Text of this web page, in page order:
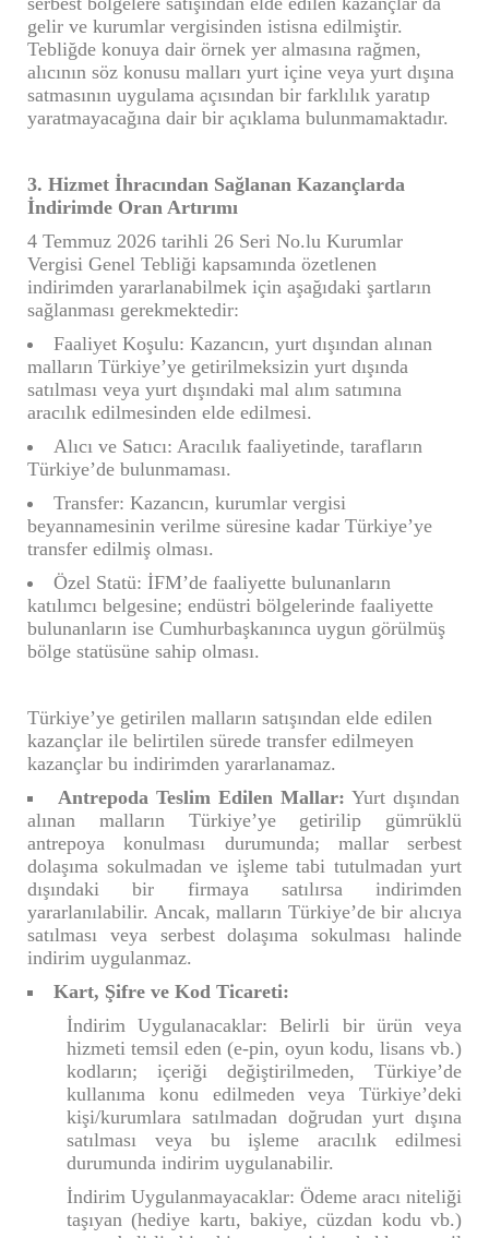
gelir ve kurumlar vergisinden istisna edilmiştir.
Tebliğde konuya dair örnek yer almasına rağmen,
alıcının söz konusu malları yurt içine veya yurt dışına
satmasının uygulama açısından bir farklılık yaratıp
yaratmayacağına dair bir açıklama bulunmamaktadır.
3. Hizmet İhracından Sağlanan Kazançlarda
İndirimde Oran Artırımı
4 Temmuz 2026 tarihli 26 Seri No.lu Kurumlar
Vergisi Genel Tebliği kapsamında özetlenen
indirimden yararlanabilmek için aşağıdaki şartların
sağlanması gerekmektedir:
Faaliyet Koşulu: Kazancın, yurt dışından alınan
malların Türkiye’ye getirilmeksizin yurt dışında
satılması veya yurt dışındaki mal alım satımına
aracılık edilmesinden elde edilmesi.
Alıcı ve Satıcı: Aracılık faaliyetinde, tarafların
Türkiye’de bulunmaması.
Transfer: Kazancın, kurumlar vergisi
beyannamesinin verilme süresine kadar Türkiye’ye
transfer edilmiş olması.
Özel Statü: İFM’de faaliyette bulunanların
katılımcı belgesine; endüstri bölgelerinde faaliyette
bulunanların ise Cumhurbaşkanınca uygun görülmüş
bölge statüsüne sahip olması.
Türkiye’ye getirilen malların satışından elde edilen
kazançlar ile belirtilen sürede transfer edilmeyen
kazançlar bu indirimden yararlanamaz.
Antrepoda Teslim Edilen Mallar: Yurt dışından
alınan malların Türkiye’ye getirilip gümrüklü
antrepoya konulması durumunda; mallar serbest
dolaşıma sokulmadan ve işleme tabi tutulmadan yurt
dışındaki bir firmaya satılırsa indirimden
yararlanılabilir. Ancak, malların Türkiye’de bir alıcıya
satılması veya serbest dolaşıma sokulması halinde
indirim uygulanmaz.
Kart, Şifre ve Kod Ticareti:
İndirim Uygulanacaklar: Belirli bir ürün veya
hizmeti temsil eden (e-pin, oyun kodu, lisans vb.)
kodların; içeriği değiştirilmeden, Türkiye’de
kullanıma konu edilmeden veya Türkiye’deki
kişi/kurumlara satılmadan doğrudan yurt dışına
satılması veya bu işleme aracılık edilmesi
durumunda indirim uygulanabilir.
İndirim Uygulanmayacaklar: Ödeme aracı niteliği
taşıyan (hediye kartı, bakiye, cüzdan kodu vb.)